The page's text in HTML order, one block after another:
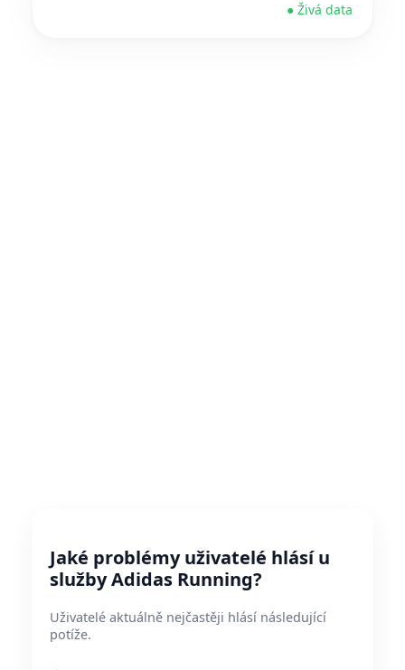
● Živá data
Jaké problémy uživatelé hlásí u
služby Adidas Running?
Uživatelé aktuálně nejčastěji hlásí následující
potíže.